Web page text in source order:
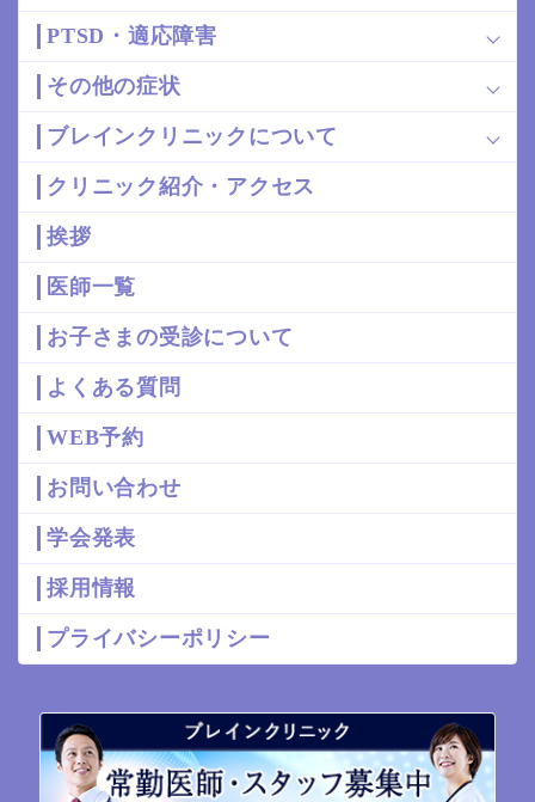
PTSD・適応障害
その他の症状
ブレインクリニックについて
クリニック紹介・アクセス
挨拶
医師一覧
お子さまの受診について
よくある質問
WEB予約
お問い合わせ
学会発表
採用情報
プライバシーポリシー